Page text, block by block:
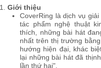
Giới thiệu
CoverRing là dịch vụ
tác phẩm nghệ thuật
thích, những bài hát
nhất trên thị trường
hướng hiện đại, khác
lại những bài hát đã
lần thứ hai".